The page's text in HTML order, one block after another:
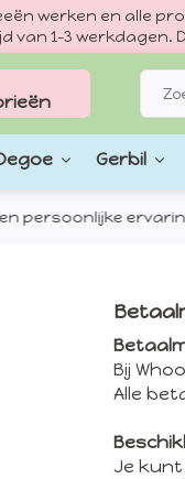
werken en alle
van 1–3 werkdagen.
Gerbil
Bij
Alle
Je